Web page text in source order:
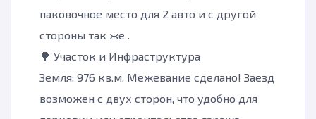
паковочное место для 2 авто и с другой
стороны так же .
🌳 Участок и Инфраструктура
Земля: 976 кв.м. Межевание сделано! Заезд
возможен с двух сторон, что удобно для